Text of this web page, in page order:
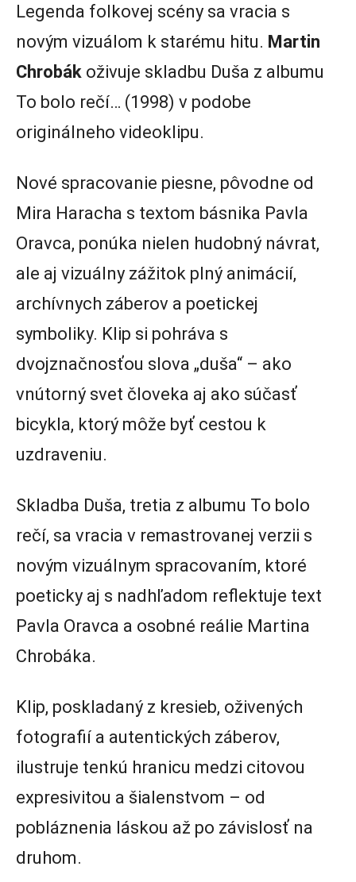
Legenda folkovej scény sa vracia s
novým vizuálom k starému hitu. Martin
Chrobák oživuje skladbu Duša z albumu
To bolo rečí… (1998) v podobe
originálneho videoklipu.
Nové spracovanie piesne, pôvodne od
Mira Haracha s textom básnika Pavla
Oravca, ponúka nielen hudobný návrat,
ale aj vizuálny zážitok plný animácií,
archívnych záberov a poetickej
symboliky. Klip si pohráva s
dvojznačnosťou slova „duša“ – ako
vnútorný svet človeka aj ako súčasť
bicykla, ktorý môže byť cestou k
uzdraveniu.
Skladba Duša, tretia z albumu To bolo
rečí, sa vracia v remastrovanej verzii s
novým vizuálnym spracovaním, ktoré
poeticky aj s nadhľadom reflektuje text
Pavla Oravca a osobné reálie Martina
Chrobáka.
Klip, poskladaný z kresieb, oživených
fotografií a autentických záberov,
ilustruje tenkú hranicu medzi citovou
expresivitou a šialenstvom – od
pobláznenia láskou až po závislosť na
druhom.